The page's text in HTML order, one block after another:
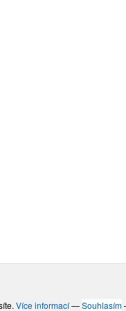
Více informací—Souhlasím